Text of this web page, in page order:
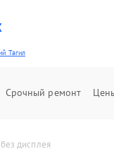
Тагил
Срочный ремонт
дисплея